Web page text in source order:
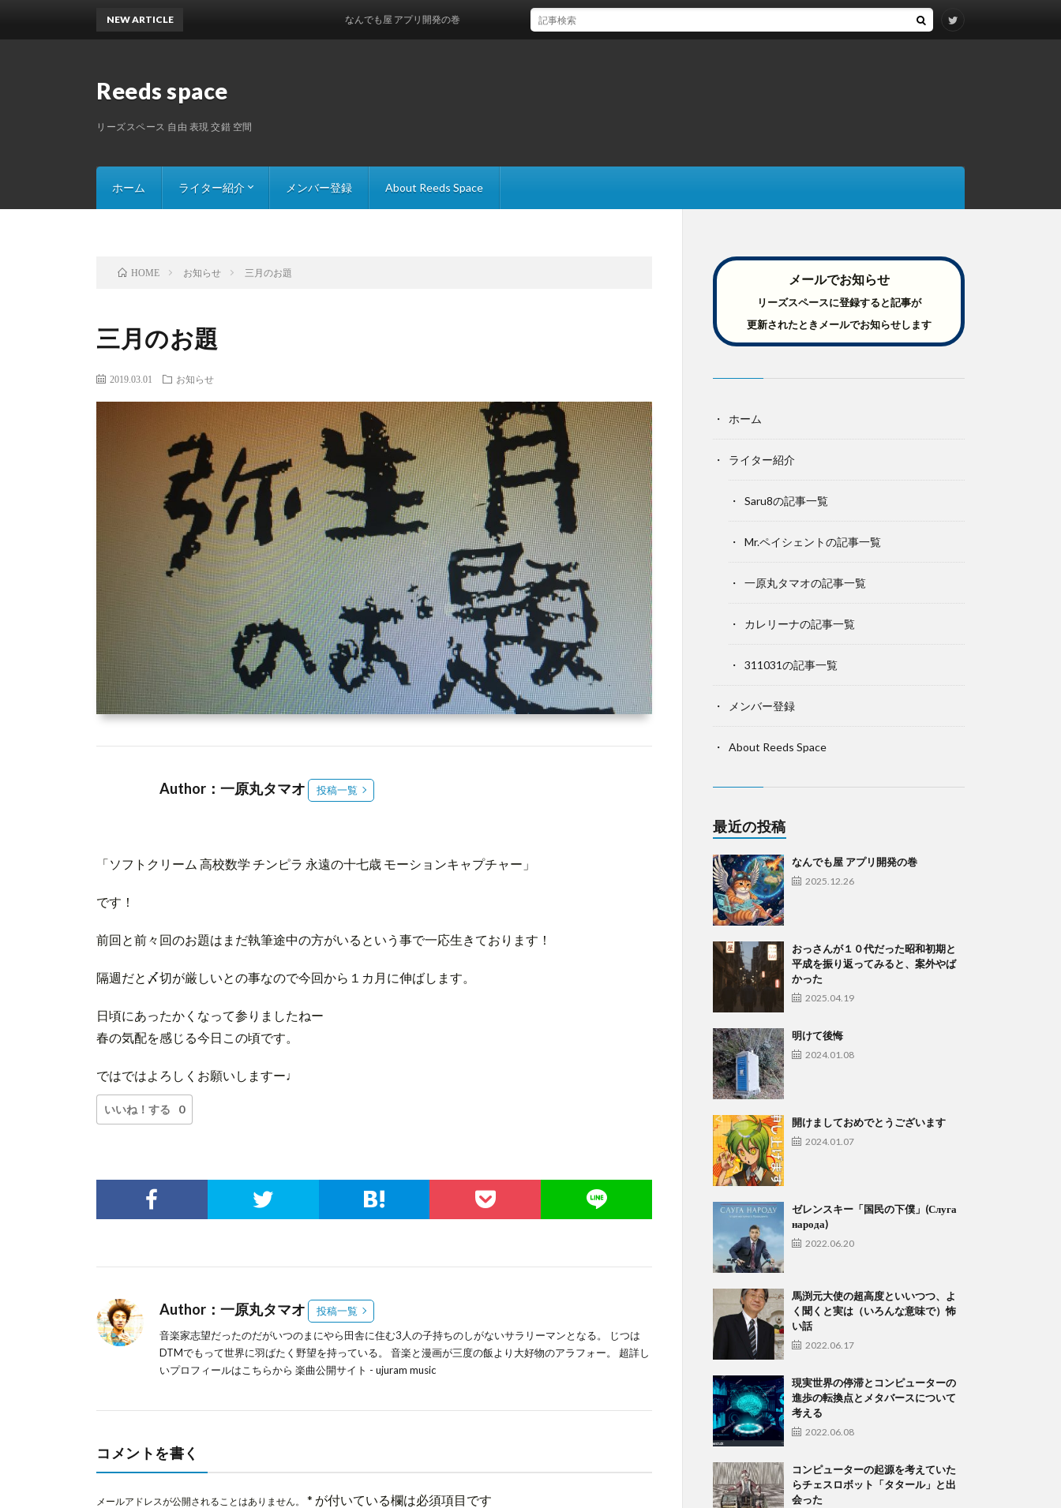
Reeds space
リーズスペース 自由 表現 交錯 空間
ホーム ライター紹介 メンバー登録 About Reeds Space
NEW ARTICLE なんでも屋 アプリ開発の巻
HOME お知らせ 三月のお題
三月のお題
2019.03.01 お知らせ
Author：一原丸タマオ 投稿一覧
「ソフトクリーム 高校数学 チンピラ 永遠の十七歳 モーションキャプチャー」
です！
前回と前々回のお題はまだ執筆途中の方がいるという事で一応生きております！
隔週だと〆切が厳しいとの事なので今回から１カ月に伸ばします。
日頃にあったかくなって参りましたねー
春の気配を感じる今日この頃です。
ではではよろしくお願いしますー♩
いいね！する 0
Author：一原丸タマオ
投稿一覧
音楽家志望だったのだがいつのまにやら田舎に住む3人の子持ちのしがないサラリーマンとなる。 じつは
DTMでもって世界に羽ばたく野望を持っている。 音楽と漫画が三度の飯より大好物のアラフォー。 超詳し
いプロフィールは こちらから 楽曲公開サイト - ujuram music
コメントを書く
メールアドレスが公開されることはありません。 * が付いている欄は必須項目です
メールでお知らせ
リーズスペースに登録すると記事が
更新されたときメールでお知らせします
ホーム
ライター紹介
Saru8の記事一覧
Mr.ペイシェントの記事一覧
一原丸タマオの記事一覧
カレリーナの記事一覧
311031の記事一覧
メンバー登録
About Reeds Space
最近の投稿
なんでも屋 アプリ開発の巻
2025.12.26
おっさんが１０代だった昭和初期と
平成を振り返ってみると、案外やば
かった
2025.04.19
明けて後悔
2024.01.08
開けましておめでとうございます
2024.01.07
ゼレンスキー「国民の下僕」(Слуга
народа)
2022.06.20
馬渕元大使の超高度といいつつ、よ
く聞くと実は（いろんな意味で）怖
い話
2022.06.17
現実世界の停滞とコンピューターの
進歩の転換点とメタバースについて
考える
2022.06.08
コンピューターの起源を考えていた
らチェスロボット「タタール」と出
会った